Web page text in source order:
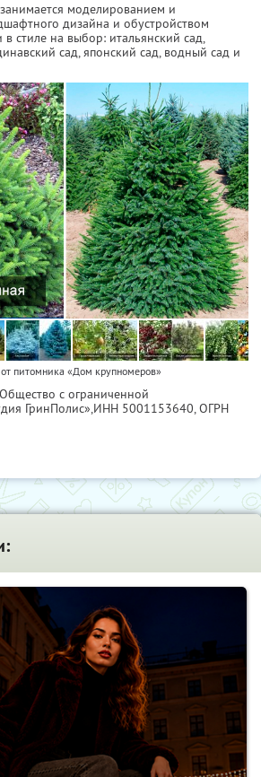
моделированием и
дизайна и обустройством
стиле на выбор: итальянский сад,
сад, японский сад, водный сад и
питомника «Дом крупномеров»
с ограниченной
ГринПолис»,ИНН 5001153640, ОГРН